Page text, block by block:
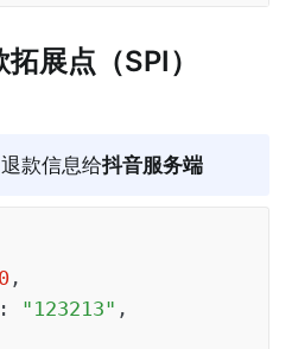
展点（SPI）
款信息给抖音服务端
0 ,
: "123213" ,